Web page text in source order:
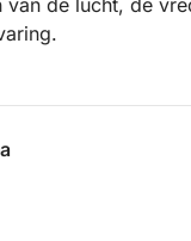
van de lucht, de
zijn
door
echt bijzonder